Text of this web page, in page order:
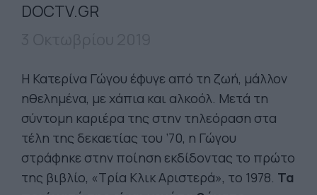
DOCTV.GR
H Κατερίνα Γώγου έφυγε από τη ζωή, μάλλον
ηθελημένα, με χάπια και αλκοόλ. Μετά τη
σύντομη καριέρα της στην τηλεόραση στα
τέλη της δεκαετίας του ’70, η Γώγου
στράφηκε στην ποίηση εκδίδοντας το πρώτο
της βιβλίο, «Τρία Κλικ Αριστερά», το 1978. Τα